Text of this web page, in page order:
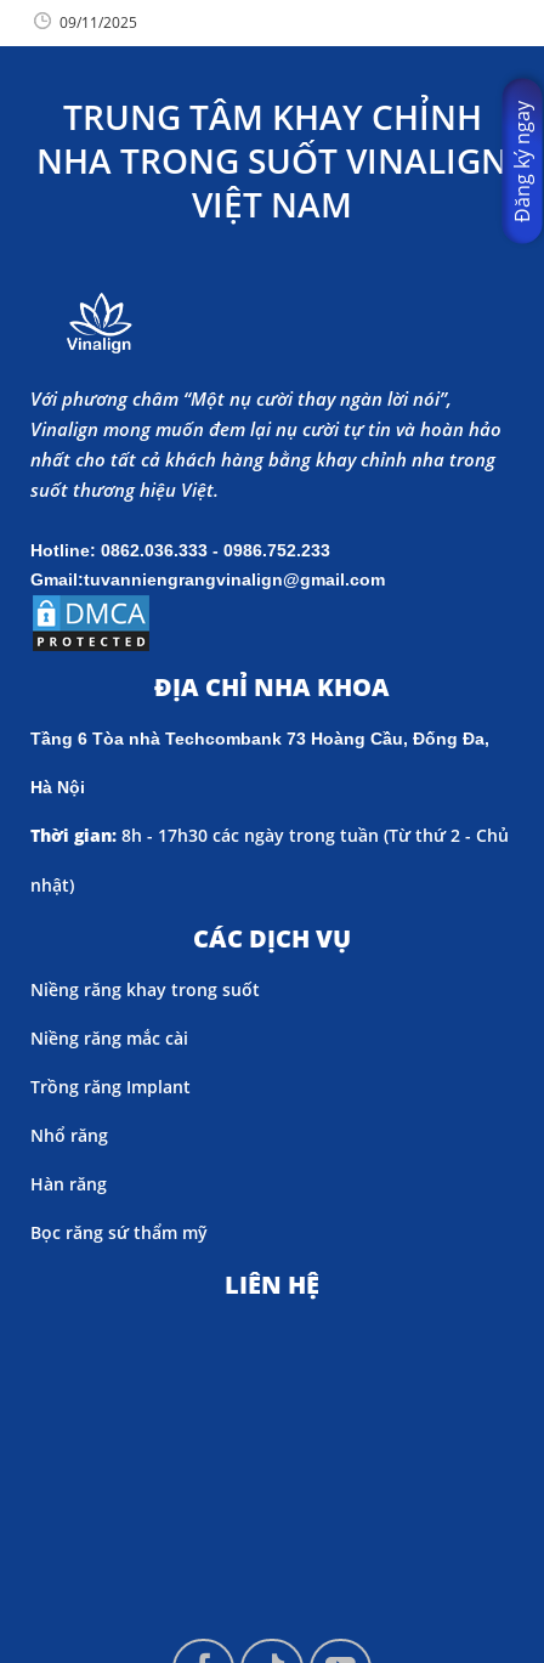
09/11/2025
TRUNG TÂM KHAY CHỈNH
NHA TRONG SUỐT VINALIGN
VIỆT NAM
Với phương châm “Một nụ cười thay ngàn lời nói”,
Vinalign mong muốn đem lại nụ cười tự tin và hoàn hảo
nhất cho tất cả khách hàng bằng khay chỉnh nha trong
suốt thương hiệu Việt.
Hotline: 0862.036.333 - 0986.752.233
Gmail:tuvanniengrangvinalign@gmail.com
ĐỊA CHỈ NHA KHOA
Tầng 6 Tòa nhà Techcombank 73 Hoàng Cầu, Đống Đa,
Hà Nội
Thời gian: 8h - 17h30 các ngày trong tuần (Từ thứ 2 - Chủ
nhật)
CÁC DỊCH VỤ
Niềng răng khay trong suốt
Niềng răng mắc cài
Trồng răng Implant
Nhổ răng
Hàn răng
Bọc răng sứ thẩm mỹ
LIÊN HỆ
Đăng ký ngay